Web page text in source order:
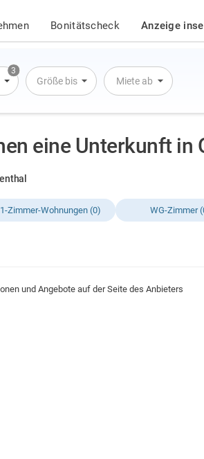
Bonitätscheck Anzeige
3
Übernachtung
Größe bis Miete ab
eine Unterkunft in
1-Zimmer-Wohnungen (0) WG-Zimmer
und Angebote auf der Seite des Anbieters